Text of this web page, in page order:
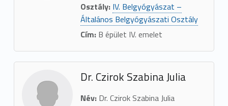
Osztály: IV. Belgyógyászat –
Általános Belgyógyászati Osztály
Cím:B épület IV. emelet
Dr. Czirok Szabina Julia
Név:Dr. Czirok Szabina Julia